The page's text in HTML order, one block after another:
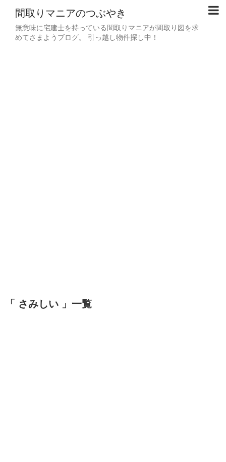
間取りマニアのつぶやき
無意味に宅建士を持っている間取りマニアが間取り図を求
めてさまようブログ。 引っ越し物件探し中！
「 さみしい 」一覧